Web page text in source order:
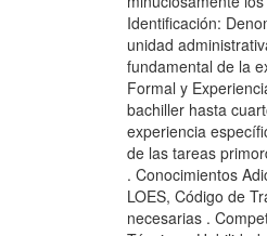
Identificación:
unidad
fundamental de la
Formal y
bachiller hasta
experiencia
de las tareas
. Conocimientos
LOES, Código de
necesarias .